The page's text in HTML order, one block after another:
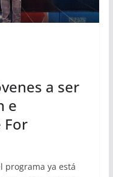
a ser
e
For
programa ya está